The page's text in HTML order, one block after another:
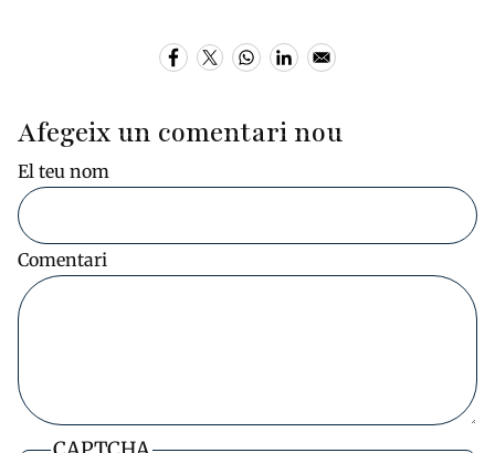
Afegeix un comentari nou
El teu nom
Comentari